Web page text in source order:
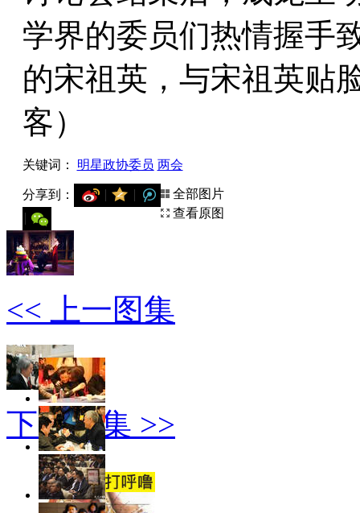
学界的委员们热情握手
的宋祖英，与宋祖英贴
客）
关键词： 明星政协委员 两会
用微信扫描二维码
分享至好友和朋友圈
分享到：
全部图片
查看原图
<< 上一图集
下一图集 >>